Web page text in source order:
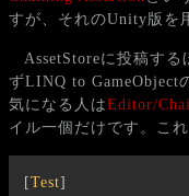
すが、それのUnity版を
AssetStoreに投稿する
ずLINQ to GameObject
気になる人はEditor/
イル一個だけです。こ
[Test]